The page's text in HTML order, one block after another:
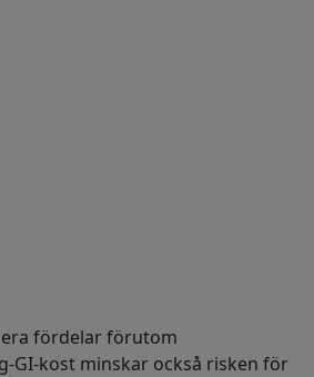
fördelar förutom
GI-kost minskar också risken för